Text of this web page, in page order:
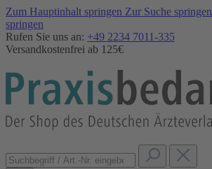
Zum Hauptinhalt springen Zur Suche springen
springen
Rufen Sie uns an: +49 2234 7011-335
Versandkostenfrei ab 125€